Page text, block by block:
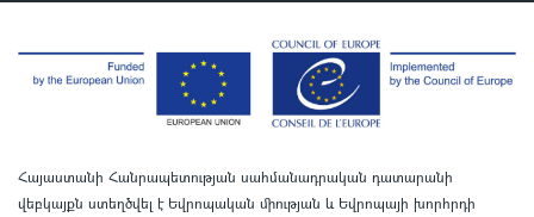
Հայաստանի Հանրապետության սահմանադրական դատարանի
վեբկայքն ստեղծվել է Եվրոպական միության և Եվրոպայի խորհրդի